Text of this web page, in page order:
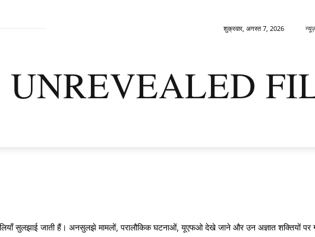
शुक्रवार, अगस्त 7, 2026
UNREVEALED
सुलझाई जाती हैं। अनसुलझे मामलों, परालौकिक घटनाओं, यूएफओ देखे जाने और उन अज्ञात शक्तियों पर